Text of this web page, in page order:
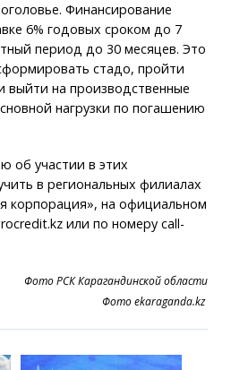
Финансирование
6% годовых сроком до 7
период до 30 месяцев. Это
стадо, пройти
выйти на производственные
нагрузки по погашению
об участии в этих
в региональных филиалах
корпорация», на официальном
или по номеру call-
Фото РСК Карагандинской области
Фото ekaraganda.kz